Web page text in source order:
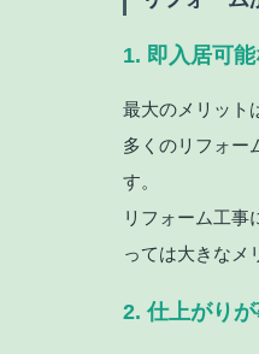
1. 即入居可
最大のメリット
多くのリフォー
す。
リフォーム工事
っては大きなメ
2. 仕上がり